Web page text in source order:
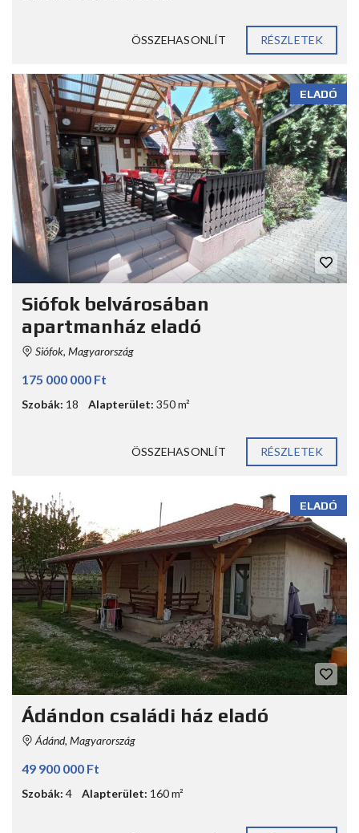
ÖSSZEHASONLÍT RÉSZLETEK
ELADÓ
Siófok belvárosában
apartmanház eladó
Siófok, Magyarország
175 000 000 Ft
Szobák: 18 Alapterület: 350 m²
ÖSSZEHASONLÍT RÉSZLETEK
ELADÓ
Ádándon családi ház eladó
Ádánd, Magyarország
49 900 000 Ft
Szobák: 4 Alapterület: 160 m²